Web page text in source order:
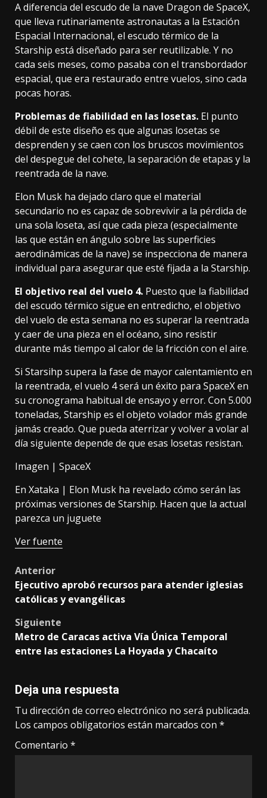
A diferencia del escudo de la nave Dragon de SpaceX,
que lleva rutinariamente astronautas a la Estación
Espacial Internacional, el escudo térmico de la
Starship está diseñado para ser reutilizable. Y no
cada seis meses, como pasaba con el transbordador
espacial, que era restaurado entre vuelos, sino cada
pocas horas.
Problemas de fiabilidad en las losetas. El punto
débil de este diseño es que algunas losetas se
desprenden y se caen con los bruscos movimientos
del despegue del cohete, la separación de etapas y la
reentrada de la nave.
Elon Musk ha dejado claro que el material
secundario no es capaz de sobrevivir a la pérdida de
una sola loseta, así que cada pieza (especialmente
las que están en ángulo sobre las superficies
aerodinámicas de la nave) se inspecciona de manera
individual para asegurar que esté fijada a la Starship.
El objetivo real del vuelo 4. Puesto que la fiabilidad
del escudo térmico sigue en entredicho, el objetivo
del vuelo de esta semana no es superar la reentrada
y caer de una pieza en el océano, sino resistir
durante más tiempo al calor de la fricción con el aire.
Si Starsihp supera la fase de mayor calentamiento en
la reentrada, el vuelo 4 será un éxito para SpaceX en
su cronograma habitual de ensayo y error. Con 5.000
toneladas, Starship es el objeto volador más grande
jamás creado. Que pueda aterrizar y volver a volar al
día siguiente depende de que esas losetas resistan.
Imagen | SpaceX
En Xataka | Elon Musk ha revelado cómo serán las
próximas versiones de Starship. Hacen que la actual
parezca un juguete
Ver fuente
Post
navigation
Anterior
Ejecutivo aprobó recursos para atender iglesias
católicas y evangélicas
Siguiente
Metro de Caracas activa Vía Única Temporal
entre las estaciones La Hoyada y Chacaíto
Deja una respuesta
Tu dirección de correo electrónico no será publicada.
Los campos obligatorios están marcados con *
Comentario *